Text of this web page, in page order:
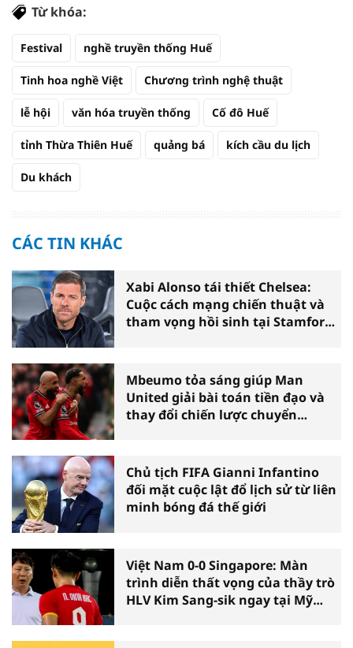
Từ khóa:
Festival nghề truyền thống Huế
Tinh hoa nghề Việt Chương trình nghệ thuật
lễ hội văn hóa truyền thống Cố đô Huế
tỉnh Thừa Thiên Huế quảng bá kích cầu du lịch
Du khách
CÁC TIN KHÁC
Xabi Alonso tái thiết Chelsea:
Cuộc cách mạng chiến thuật và
tham vọng hồi sinh tại Stamford
Mbeumo tỏa sáng giúp Man
United giải bài toán tiền đạo và
thay đổi chiến lược chuyển
Chủ tịch FIFA Gianni Infantino
đối mặt cuộc lật đổ lịch sử từ liên
minh bóng đá thế giới
Việt Nam 0-0 Singapore: Màn
trình diễn thất vọng của thầy trò
HLV Kim Sang-sik ngay tại Mỹ